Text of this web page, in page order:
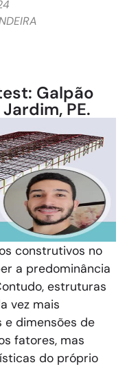
Galpão
PE.
construtivos no
a predominância
estruturas
vez mais
dimensões de
fatores, mas
do próprio